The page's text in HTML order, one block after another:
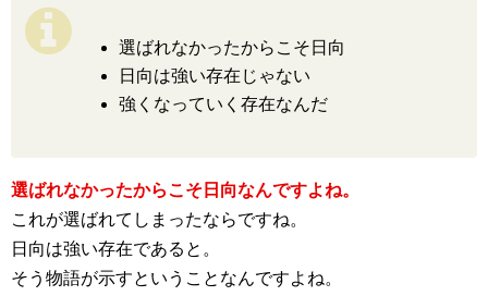
選ばれなかったからこそ日向
日向は強い存在じゃない
強くなっていく存在なんだ
選ばれなかったからこそ日向なんですよね。
これが選ばれてしまったならですね。
日向は強い存在であると。
そう物語が示すということなんですよね。